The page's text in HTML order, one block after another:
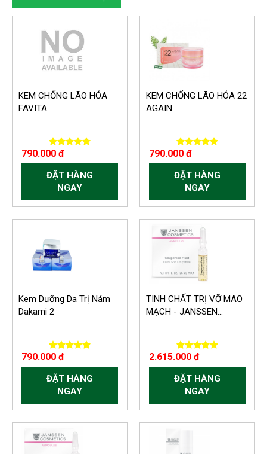
KEM CHỐNG LÃO HÓA
FAVITA
790.000 đ
ĐẶT HÀNG
NGAY
KEM CHỐNG LÃO HÓA 22
AGAIN
790.000 đ
ĐẶT HÀNG
NGAY
Kem Dưỡng Da Trị Nám
Dakami 2
790.000 đ
ĐẶT HÀNG
NGAY
TINH CHẤT TRỊ VỠ MAO
MẠCH - JANSSEN...
2.615.000 đ
ĐẶT HÀNG
NGAY